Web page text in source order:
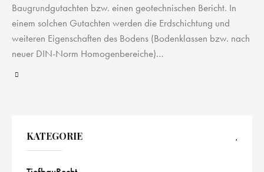
Baugrundgutachten bzw. einen geotechnischen Bericht. In
einem solchen Gutachten werden die Erdschichtung und
weiteren Eigenschaften des Bodens (Bodenklassen bzw. nach
neuer DIN-Norm Homogenbereiche)…
KATEGORIE